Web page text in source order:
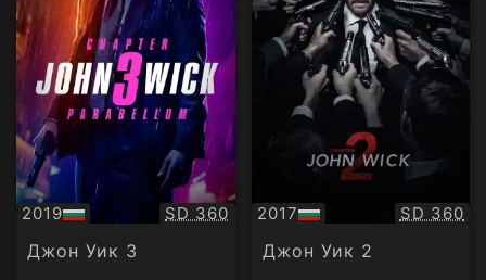
2019
БГ
аудио
Качество:
SD 360
Джон Уик 3
2017
БГ
аудио
SD 360
Джон Уик 2